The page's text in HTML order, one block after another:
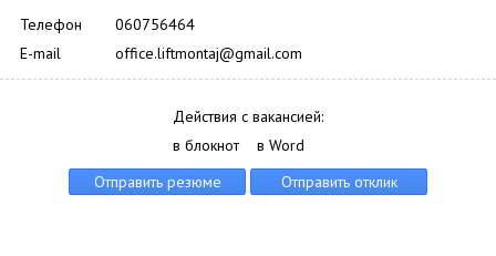
Телефон
060756464
E-mail
office.liftmontaj@gmail.com
Действия с вакансией:
в блокнот
в Word